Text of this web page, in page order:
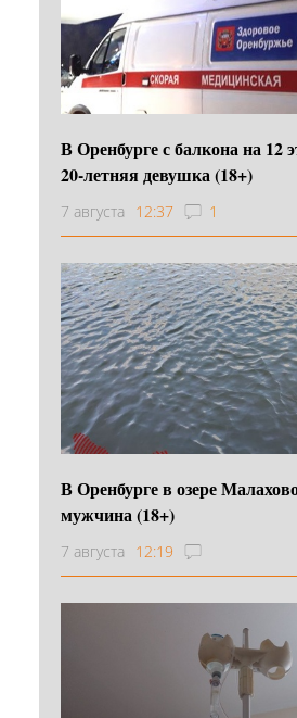
В Оренбурге с балкона на 12
20-летняя девушка (18+)
7 августа 12:37 1
В Оренбурге в озере
мужчина (18+)
7 августа 12:19